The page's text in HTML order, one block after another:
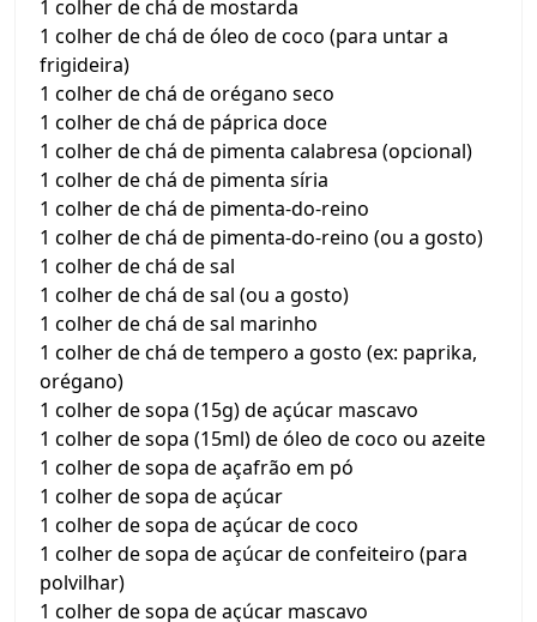
1 colher de chá de mostarda
1 colher de chá de óleo de coco (para untar a
frigideira)
1 colher de chá de orégano seco
1 colher de chá de páprica doce
1 colher de chá de pimenta calabresa (opcional)
1 colher de chá de pimenta síria
1 colher de chá de pimenta-do-reino
1 colher de chá de pimenta-do-reino (ou a gosto)
1 colher de chá de sal
1 colher de chá de sal (ou a gosto)
1 colher de chá de sal marinho
1 colher de chá de tempero a gosto (ex: paprika,
orégano)
1 colher de sopa (15g) de açúcar mascavo
1 colher de sopa (15ml) de óleo de coco ou azeite
1 colher de sopa de açafrão em pó
1 colher de sopa de açúcar
1 colher de sopa de açúcar de coco
1 colher de sopa de açúcar de confeiteiro (para
polvilhar)
1 colher de sopa de açúcar mascavo